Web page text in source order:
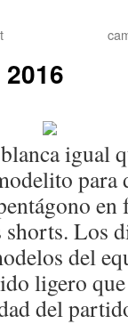
igual
para
shorts. Los
del
ligero
del